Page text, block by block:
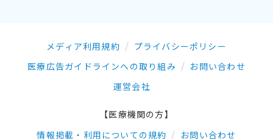
メディア利用規約
プライバシーポリシー
医療広告ガイドラインへの取り組み
お問い合わせ
運営会社
【医療機関の方】
情報掲載・利用についての規約
お問い合わせ